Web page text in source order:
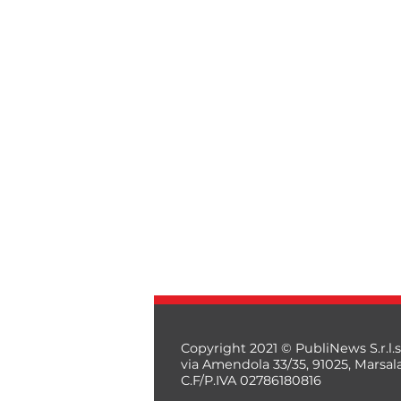
Copyright 2021 © PubliNews
via Amendola 33/35, 91025,
C.F/P.IVA 02786180816